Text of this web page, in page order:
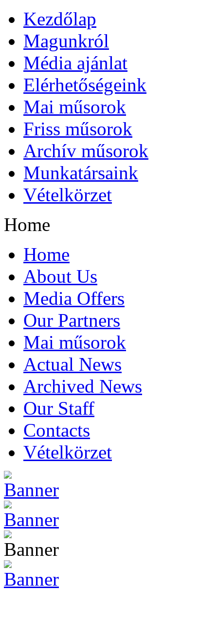
Kezdőlap
Magunkról
Média ajánlat
Elérhetőségeink
Mai műsorok
Friss műsorok
Archív műsorok
Munkatársaink
Vételkörzet
Home
Home
About Us
Media Offers
Our Partners
Mai műsorok
Actual News
Archived News
Our Staff
Contacts
Vételkörzet